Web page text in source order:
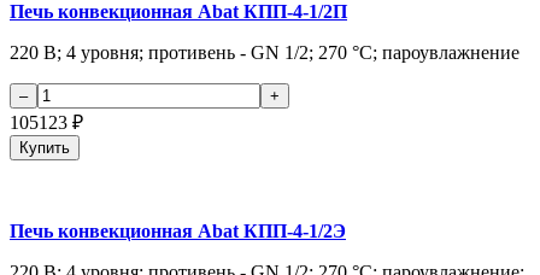
Печь конвекционная Abat КПП-4-1/2П
220 В; 4 уровня; противень - GN 1/2; 270 °С; пароувлажнение
105123 ₽
Купить
Печь конвекционная Abat КПП-4-1/2Э